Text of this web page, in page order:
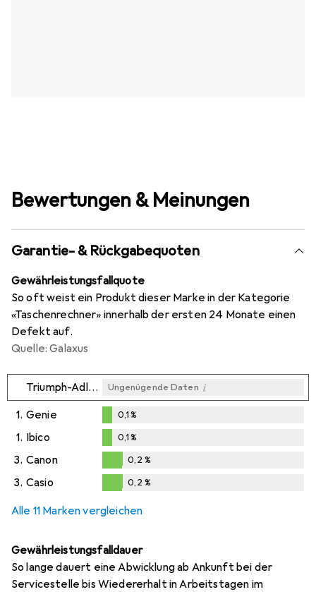
Bewertungen & Meinungen
Garantie- & Rückgabequoten
Gewährleistungsfallquote
So oft weist ein Produkt dieser Marke in der Kategorie
«Taschenrechner» innerhalb der ersten 24 Monate einen
Defekt auf.
Quelle: Galaxus
Triumph-Adler Ungenügende Daten i
1. Genie
%
0,1%
1. Ibico
%
0,1%
3. Canon
0,2%
0,2 %
3. Casio 0,2 %
Alle 11 Marken vergleichen
Gewährleistungsfalldauer
So lange dauert eine Abwicklung ab Ankunft bei der
Servicestelle bis Wiedererhalt in Arbeitstagen im